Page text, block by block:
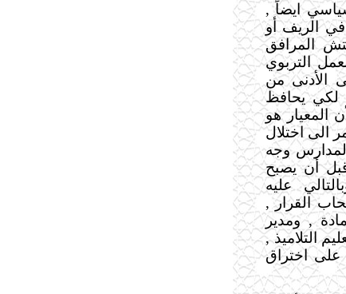
ايضاً ,
الريف أو
المرافق
التربوي
الأدنى من
لكي يحافظ
المعيار هو
الى اختلال
وجه
أن يصبح
عليه
القرار ,
, ومدير
التلاميذ ,
على اختراق